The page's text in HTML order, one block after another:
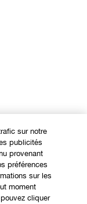
sur notre
publicités
provenant
préférences
sur les
moment
cliquer